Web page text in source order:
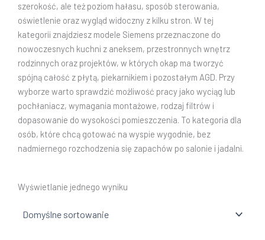
szerokość, ale też poziom hałasu, sposób sterowania,
oświetlenie oraz wygląd widoczny z kilku stron. W tej
kategorii znajdziesz modele Siemens przeznaczone do
nowoczesnych kuchni z aneksem, przestronnych wnętrz
rodzinnych oraz projektów, w których okap ma tworzyć
spójną całość z płytą, piekarnikiem i pozostałym AGD. Przy
wyborze warto sprawdzić możliwość pracy jako wyciąg lub
pochłaniacz, wymagania montażowe, rodzaj filtrów i
dopasowanie do wysokości pomieszczenia. To kategoria dla
osób, które chcą gotować na wyspie wygodnie, bez
nadmiernego rozchodzenia się zapachów po salonie i jadalni.
Wyświetlanie jednego wyniku